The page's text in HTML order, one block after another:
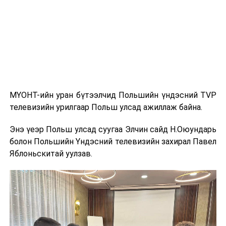
Энэхүү арга хэмжээ нь Монгол Улсыг олон улсад
сурталчлах, хил дамнасан аялал жуулчлалын хамтын
урсгалыг нэмэгдүүлэхэд чухал ач холбогдолтой юм.
МҮОНТ-ийн уран бүтээлчид Польшийн үндэсний TVP
телевизийн урилгаар Польш улсад ажиллаж байна.
Энэ үеэр Польш улсад суугаа Элчин сайд Н.Оюундарь
болон Польшийн Үндэсний телевизийн захирал Павел
Яблоньскитай уулзав.